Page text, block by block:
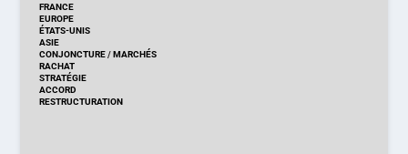
FRANCE
EUROPE
ÉTATS-UNIS
ASIE
CONJONCTURE/MARCHÉS
RACHAT
STRATÉGIE
ACCORD
RESTRUCTURATION